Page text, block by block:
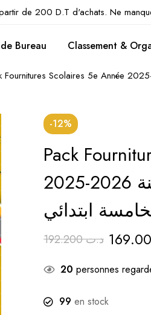
de 200 D.T d'achats. Ne
Bureau Classement &
-12%
Pack
2025-2026 اللوازم المدرسية للسنة
ابتدائي
د.ت192.200
20 personnes
99 en stock